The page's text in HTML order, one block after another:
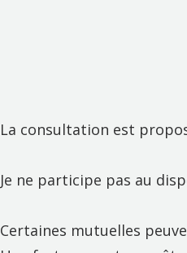
La consultation est
Je ne participe pas au
Certaines mutuelles